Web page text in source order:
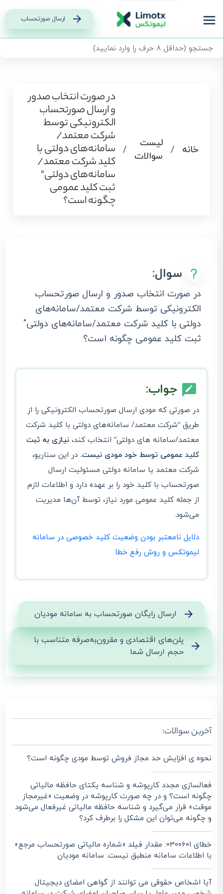
ارسال صورتحساب
خانه /
لیست
سوالات
/
در صورت انتخاب صدور
و ارسال صورتحساب
الکترونیکی توسط
شرکت معتمد/‌
سامانه‌های دولتی با
کلید شرکت معتمد/
سامانه‌های دولتی"
ثبت کلید عمومی
چگونه است؟
سوال:
در صورت انتخاب صدور و ارسال صورتحساب
الکترونیکی توسط شرکت معتمد/‌سامانه‌های
دولتی با کلید شرکت معتمد/سامانه‌های دولتی"
ثبت کلید عمومی چگونه است؟
جواب:
در صورتی که مودی ارسال صورتحساب الکترونیکی را از
طریق “شرکت معتمد/ سامانه‌های دولتی با کلید شرکت
معتمد/سامانه ‌های دولتی” انتخاب کند، نیازی به ثبت
کلید عمومی توسط خود مودی نیست. در این سناریو،
شرکت معتمد یا سامانه دولتی مسئولیت ارسال
صورتحساب با کلید خود را بر عهده دارد و اطلاعات لازم
از جمله کلید عمومی مورد نیاز، توسط آن‌ها مدیریت
می‌شود.
دلایل نامعتبر بودن وضعیت کلید خصوصی در سامانه
لیموتکس و روش رفع خطا
ارسال رایگان صورتحساب به سامانه مودیان
پلن‌های اقتصادی و مقرون‌به‌صرفه متناسب با
حجم ارسال شما
آخرین سوالات:
نحوه ی افزایش حد مجاز فروش توسط مودی چگونه است؟
فعالسازی مجدد کارپوشه و شناسه یکتای حافظه مالیاتی
چگونه است؟ و در چه صورت کارپوشه در وضعیت «غیرمجاز
موقت» قرار می‌گیرد و شناسه حافظه مالیاتی غیرفعال می‌شود
و چگونه می‌توان این مشکل را برطرف کرد؟
خطای 0300601: مقدار فیلد «شماره مالیاتی صورتحساب مرجع»
با اطلاعات سامانه منطبق نیست. سامانه مودیان
آیا اشخاص حقوقی می توانند از گواهی امضای دیجیتال